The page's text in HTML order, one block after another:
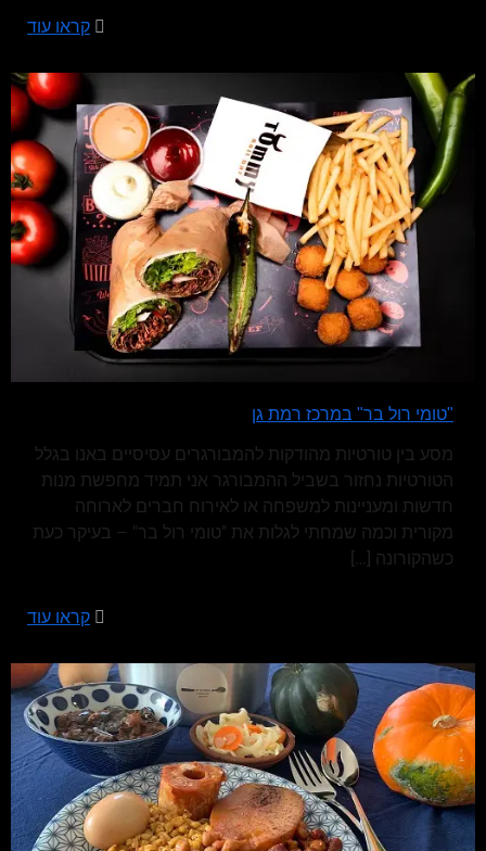
קראו עוד
"טומי רול בר" במרכז רמת גן
מסע בין טורטיות מהודקות להמבורגרים עסיסיים באנו בגלל
הטורטיות נחזור בשביל ההמבורגר אני תמיד מחפשת מנות
חדשות ומעניינות למשפחה או לאירוח חברים לארוחה
מקורית וכמה שמחתי לגלות את "טומי רול בר" – בעיקר כעת
כשהקורונה […]
קראו עוד